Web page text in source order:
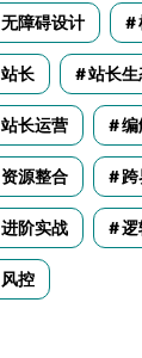
无障碍设计
站长 站长生
站长运营 编
资源整合 跨
进阶实战 逻
风控